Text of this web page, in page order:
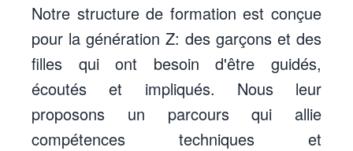
Notre structure de formation est conçue
pour la génération Z: des garçons et des
filles qui ont besoin d'être guidés,
écoutés et impliqués. Nous leur
proposons un parcours qui allie
compétences techniques et